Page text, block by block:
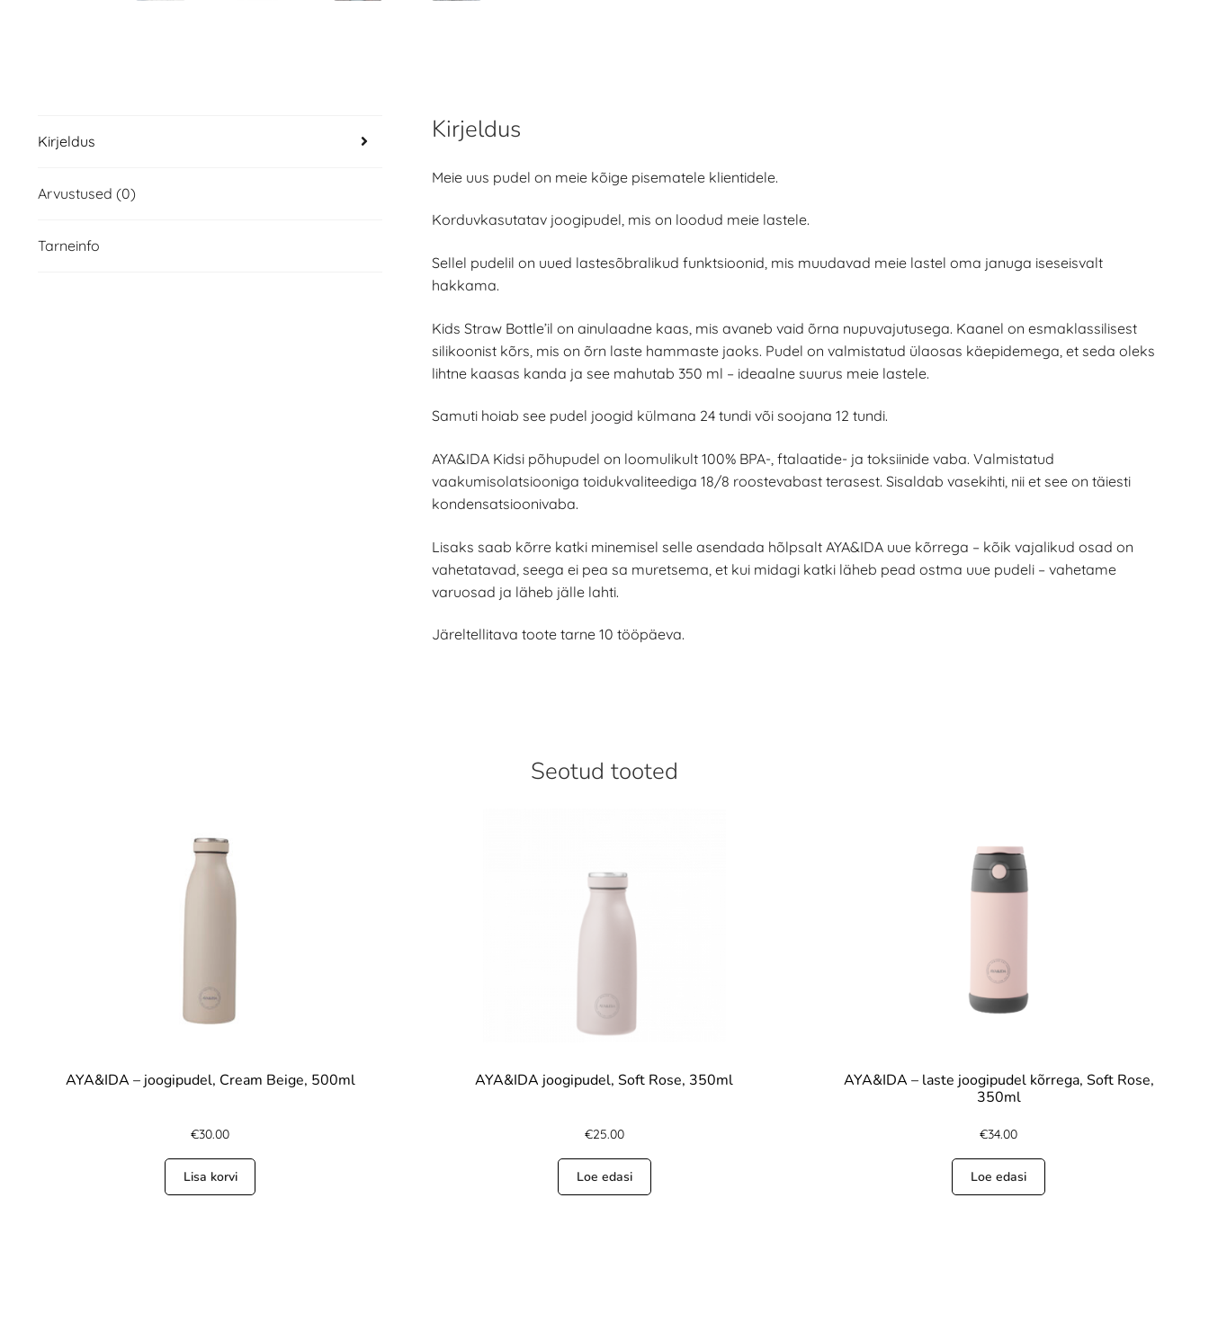
Kirjeldus
Arvustused (0)
Tarneinfo
Kirjeldus
Meie uus pudel on meie kõige pisematele klientidele.
Korduvkasutatav joogipudel, mis on loodud meie lastele.
Sellel pudelil on uued lastesõbralikud funktsioonid, mis muudavad meie lastel oma januga iseseisvalt
hakkama.
Kids Straw Bottle’il on ainulaadne kaas, mis avaneb vaid õrna nupuvajutusega. Kaanel on esmaklassilisest
silikoonist kõrs, mis on õrn laste hammaste jaoks. Pudel on valmistatud ülaosas käepidemega, et seda oleks
lihtne kaasas kanda ja see mahutab 350 ml – ideaalne suurus meie lastele.
Samuti hoiab see pudel joogid külmana 24 tundi või soojana 12 tundi.
AYA&IDA Kidsi põhupudel on loomulikult 100% BPA-, ftalaatide- ja toksiinide vaba. Valmistatud
vaakumisolatsiooniga toidukvaliteediga 18/8 roostevabast terasest. Sisaldab vasekihti, nii et see on täiesti
kondensatsioonivaba.
Lisaks saab kõrre katki minemisel selle asendada hõlpsalt AYA&IDA uue kõrrega – kõik vajalikud osad on
vahetatavad, seega ei pea sa muretsema, et kui midagi katki läheb pead ostma uue pudeli – vahetame
varuosad ja läheb jälle lahti.
Järeltellitava toote tarne 10 tööpäeva.
Seotud tooted
AYA&IDA – joogipudel, Cream Beige, 500ml
€30.00
Lisa korvi
AYA&IDA joogipudel, Soft Rose, 350ml
€25.00
Loe edasi
AYA&IDA – laste joogipudel kõrrega, Soft Rose,
350ml
€34.00
Loe edasi